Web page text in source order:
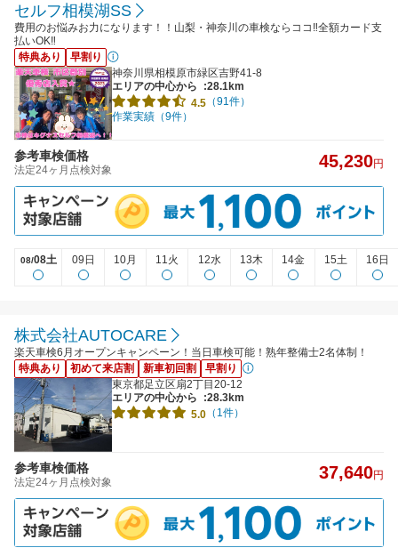
セルフ相模湖SS
費用のお悩みお力になります！！山梨・神奈川の車検ならココ‼全額カード支
払いOK‼
特典あり
早割り
神奈川県相模原市緑区吉野41-8
エリアの中心から
:28.1km
4.5 （91件）
作業実績（9件）
参考車検価格
法定24ヶ月点検対象 45,230円
08/08土 09日 10月 11火 12水 13木 14金 15土 16日
株式会社AUTOCARE
楽天車検6月オープンキャンペーン！当日車検可能！熟年整備士2名体制！
特典あり
初めて来店割 新車初回割
早割り
東京都足立区扇2丁目20-12
エリアの中心から
:28.3km
5.0 （1件）
参考車検価格
法定24ヶ月点検対象 37,640円